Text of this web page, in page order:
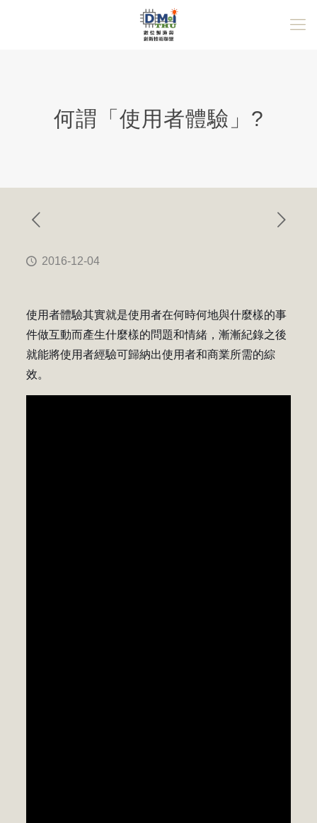
何謂「使用者體驗」?
2016-12-04
使用者體驗其實就是使用者在何時何地與什麼樣的事
件做互動而產生什麼樣的問題和情緒，漸漸紀錄之後
就能將使用者經驗可歸納出使用者和商業所需的綜
效。